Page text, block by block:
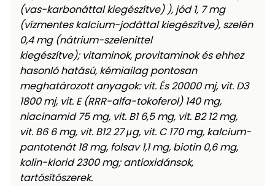
(vas-karbonáttal kiegészítve) ), jód 1, 7 mg
(vízmentes kalcium-jodáttal kiegészítve), szelén
0,4 mg (nátrium-szelenittel
kiegészítve); vitaminok, provitaminok és ehhez
hasonló hatású, kémiailag pontosan
meghatározott anyagok: vit. És 20000 mj, vit. D3
1800 mj, vit. E (RRR-alfa-tokoferol) 140 mg,
niacinamid 75 mg, vit. B1 6,5 mg, vit. B2 12 mg,
vit. B6 6 mg, vit. B12 27 μg, vit. C 170 mg, kalcium-
pantotenát 18 mg, folsav 1,1 mg, biotin 0,6 mg,
kolin-klorid 2300 mg; antioxidánsok,
tartósítószerek.